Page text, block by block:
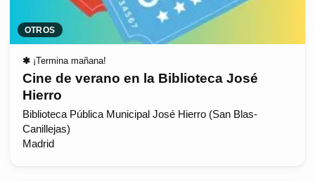
OTROS
✱ ¡Termina mañana!
Cine de verano en la Biblioteca José
Hierro
Biblioteca Pública Municipal José Hierro (San Blas-
Canillejas)
Madrid